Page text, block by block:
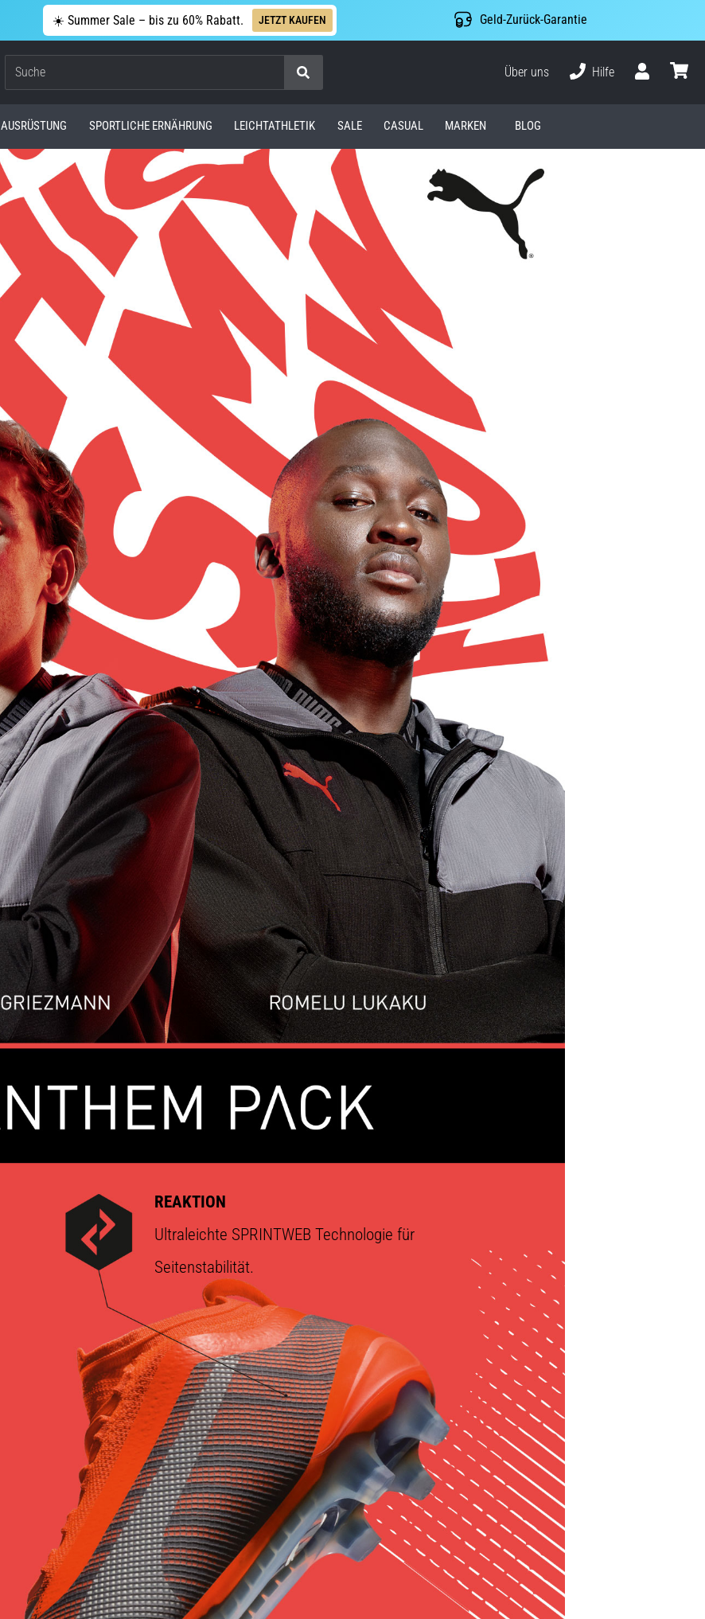
☀️ Summer Sale – bis zu 60% Rabatt. JETZT KAUFEN Geld-Zurück-Garantie
Suche
Über uns
Hilfe
AUSRÜSTUNG SPORTLICHE ERNÄHRUNG LEICHTATHLETIK SALE CASUAL MARKEN BLOG
REAKTION
Ultraleichte SPRINTWEB Technologie für
Seitenstabilität.